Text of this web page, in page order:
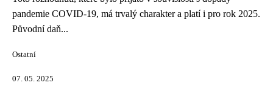
pandemie COVID-19, má trvalý charakter a platí i pro rok 2025.
Původní daň...
Ostatní
07. 05. 2025